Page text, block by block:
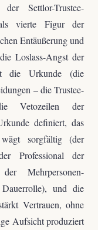
Settlor-Trustee-
vierte Figur der
Entäußerung und
Loslass-Angst der
die Urkunde (die
– die Trustee-
Vetozeilen der
definiert, das
sorgfältig (der
Professional der
Mehrpersonen-
und die
Vertrauen, ohne
Aufsicht produziert